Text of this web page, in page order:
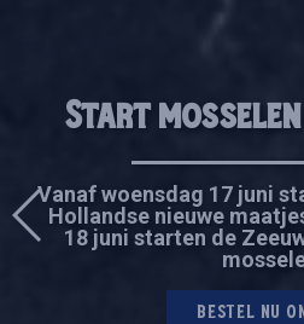
Oesterman
Start
Vanaf woensdag 17 juni
Hollandse nieuwe
18 juni starten de
BESTEL NU
Oesterman
Start
Vanaf woensdag 17 juni
Hollandse nieuwe
18 juni starten de
BESTEL NU